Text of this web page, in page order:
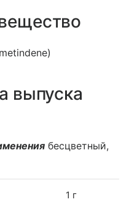
выпуска
бесцветный,
1 г